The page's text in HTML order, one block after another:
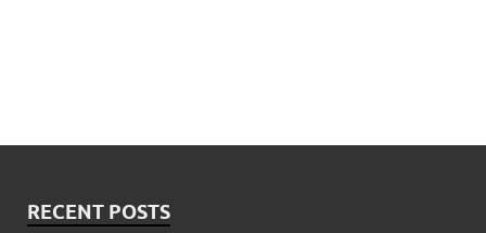
RECENT POSTS